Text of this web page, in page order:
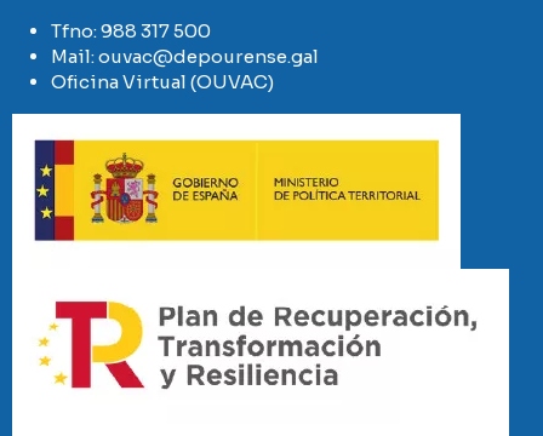
Tfno:988 317 500
Mail:ouvac@depourense.gal
Oficina Virtual (OUVAC)